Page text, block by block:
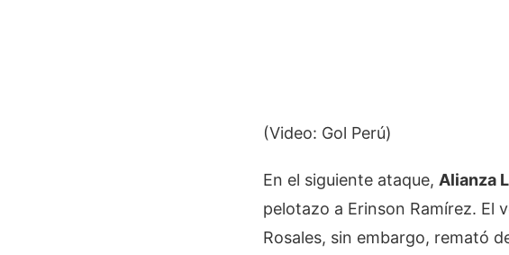
(Video: Gol Perú)
En el siguiente ataque, Alianza
pelotazo a Erinson Ramírez. El
Rosales, sin embargo, remató